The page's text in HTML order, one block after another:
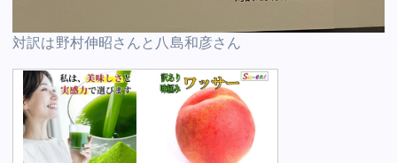
対訳は野村伸昭さんと八島和彦さん